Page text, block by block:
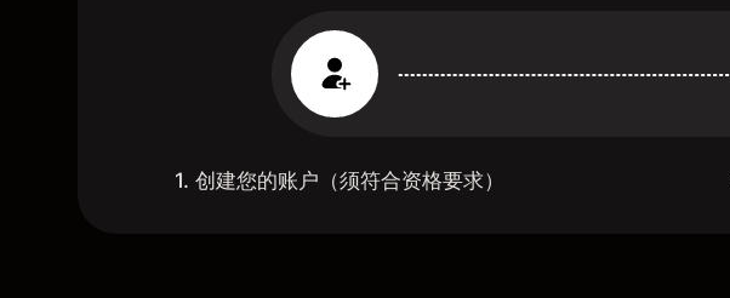
1. 创建您的账户（须符合资格要求）